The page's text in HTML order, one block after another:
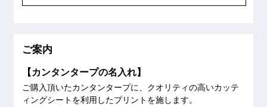
ご案内
【カンタンタープの名入れ】
ご購入頂いたカンタンタープに、クオリティの高いカッテ
ィングシートを利用したプリントを施します。